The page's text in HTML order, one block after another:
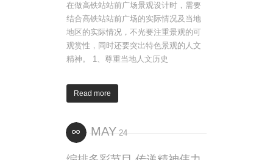
在做高铁站站前广场景观设计时，需要
结合高铁站站前广场的实际情况及当地
地区的实际情况，不光要注重景观的可
观赏性，同时还要突出特色景观的人文
精神。 1、尊重当地人文历史
Read more
MAY 24